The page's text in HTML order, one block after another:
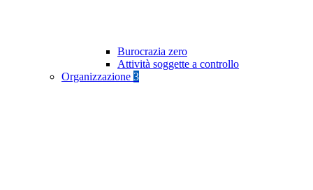
Burocrazia zero
Attività soggette a controllo
Organizzazione 3